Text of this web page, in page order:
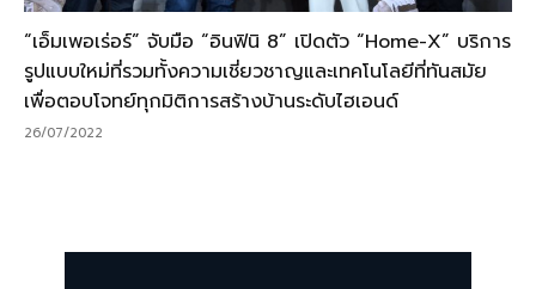
“เอ็มเพอเร่อร์” จับมือ “อินฟินิ 8” เปิดตัว “Home-X” บริการ
รูปแบบใหม่ที่รวมทั้งความเชี่ยวชาญและเทคโนโลยีที่ทันสมัย
เพื่อตอบโจทย์ทุกมิติการสร้างบ้านระดับไฮเอนด์
26/07/2022